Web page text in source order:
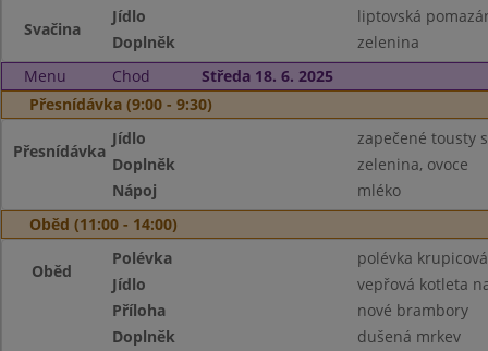
Svačina
Jídlo
liptovská
Doplněk
zelenina
Menu
Chod
Středa 18. 6. 2025
Přesnídávka (9:00 - 9:30)
Přesnídávka
Jídlo
zapečené tousty
Doplněk
zelenina, ovoce
Nápoj
mléko
Oběd (11:00 - 14:00)
Oběd
Polévka
polévka krupicová
Jídlo
vepřová kotleta
Příloha
nové brambory
Doplněk
dušená mrkev